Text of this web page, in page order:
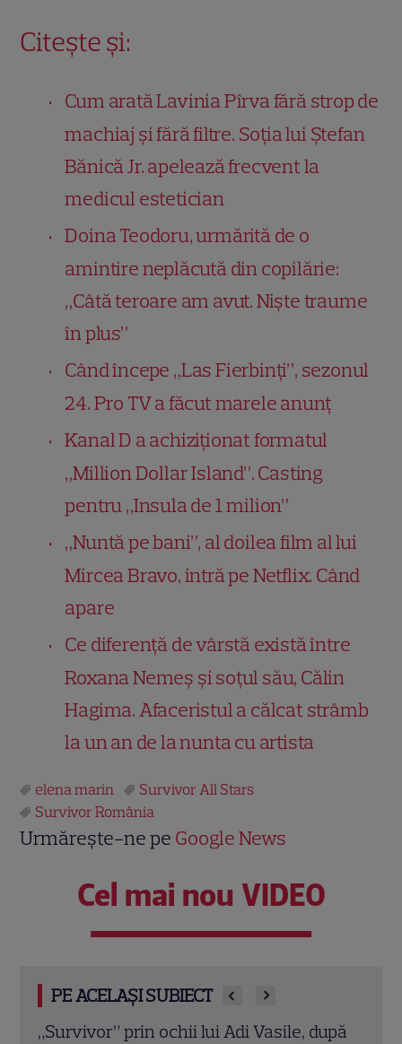
Citește și:
Cum arată Lavinia Pîrva fără strop de
machiaj și fără filtre. Soția lui Ștefan
Bănică Jr. apelează frecvent la
medicul estetician
Doina Teodoru, urmărită de o
amintire neplăcută din copilărie:
„Câtă teroare am avut. Niște traume
în plus”
Când începe „Las Fierbinți”, sezonul
24. Pro TV a făcut marele anunț
Kanal D a achiziţionat formatul
„Million Dollar Island”. Casting
pentru „Insula de 1 milion”
„Nuntă pe bani”, al doilea film al lui
Mircea Bravo, intră pe Netflix. Când
apare
Ce diferență de vârstă există între
Roxana Nemeș și soțul său, Călin
Hagima. Afaceristul a călcat strâmb
la un an de la nunta cu artista
elena marin
Survivor All Stars
Survivor România
Urmărește-ne pe Google News
Cel mai nou VIDEO
PE ACELAȘI SUBIECT
Bianca Stoica dă cărțile pe față după